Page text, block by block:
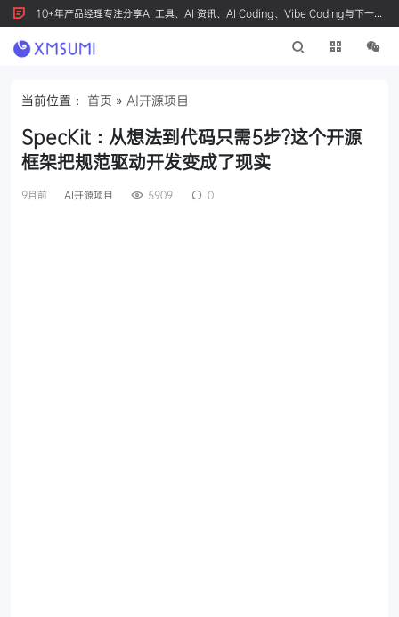
10+年产品经理专注分享AI 工具、AI 资讯、AI Coding、Vibe Coding与下一代
产品创新，按 Ctrl+D 收藏我们
当前位置： 首页 » AI开源项目
SpecKit：从想法到代码只需5步?这个开源
框架把规范驱动开发变成了现实
9月前 AI开源项目 5909 0